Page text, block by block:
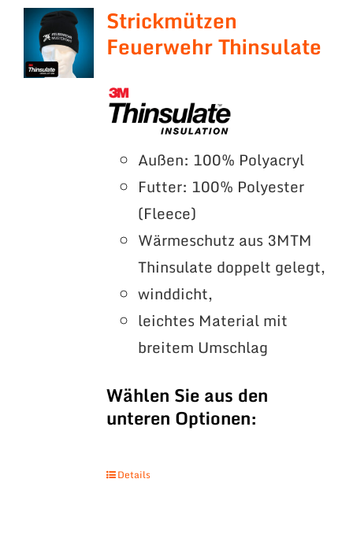
Strickmützen
Feuerwehr Thinsulate
Außen: 100% Polyacryl
Futter: 100% Polyester
(Fleece)
Wärmeschutz aus 3MTM
Thinsulate doppelt gelegt,
winddicht,
leichtes Material mit
breitem Umschlag
Wählen Sie aus den
unteren Optionen:
Details